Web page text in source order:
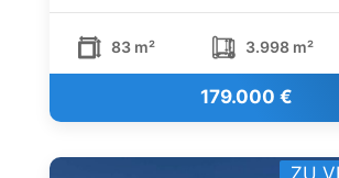
83 m² 3.998 m²
179.000 €
ZU